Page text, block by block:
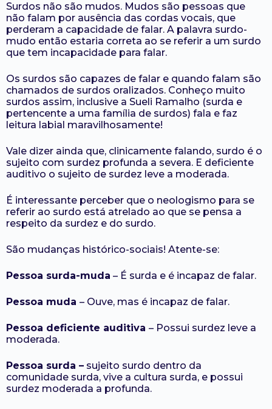
Surdos não são mudos. Mudos são pessoas que
não falam por ausência das cordas vocais, que
perderam a capacidade de falar. A palavra surdo-
mudo então estaria correta ao se referir a um surdo
que tem incapacidade para falar.
Os surdos são capazes de falar e quando falam são
chamados de surdos oralizados. Conheço muito
surdos assim, inclusive a Sueli Ramalho (surda e
pertencente a uma família de surdos) fala e faz
leitura labial maravilhosamente!
Vale dizer ainda que, clinicamente falando, surdo é o
sujeito com surdez profunda a severa. E deficiente
auditivo o sujeito de surdez leve a moderada.
É interessante perceber que o neologismo para se
referir ao surdo está atrelado ao que se pensa a
respeito da surdez e do surdo.
São mudanças histórico-sociais! Atente-se:
Pessoa surda-muda – É surda e é incapaz de falar.
Pessoa muda – Ouve, mas é incapaz de falar.
Pessoa deficiente auditiva – Possui surdez leve a
moderada.
Pessoa surda – sujeito surdo dentro da
comunidade surda, vive a cultura surda, e possui
surdez moderada a profunda.